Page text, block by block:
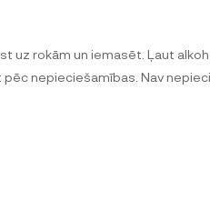
uz rokām un iemasēt. Ļaut
nepieciešamības. Nav